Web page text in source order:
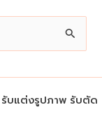
บแต่งรูปภาพ รับตัด